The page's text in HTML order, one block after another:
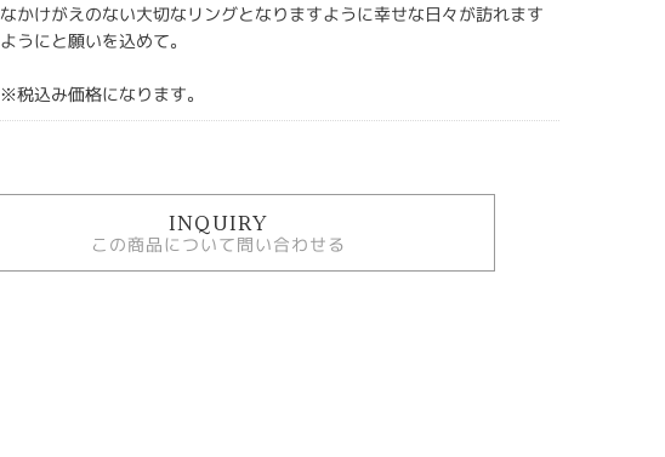
なかけがえのない大切なリングとなりますように幸せな日々が訪れます
ようにと願いを込めて。
※税込み価格になります。
INQUIRY
この商品について問い合わせる